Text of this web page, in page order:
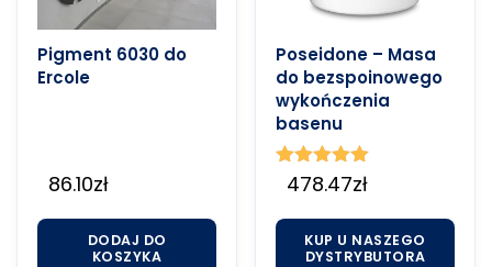
Pigment 6030 do
Ercole
86.10zł
DODAJ DO
KOSZYKA
Poseidone – Masa
do bezspoinowego
wykończenia
basenu
Oceniono
5.00
478.47zł
KUP U NASZEGO
DYSTRYBUTORA